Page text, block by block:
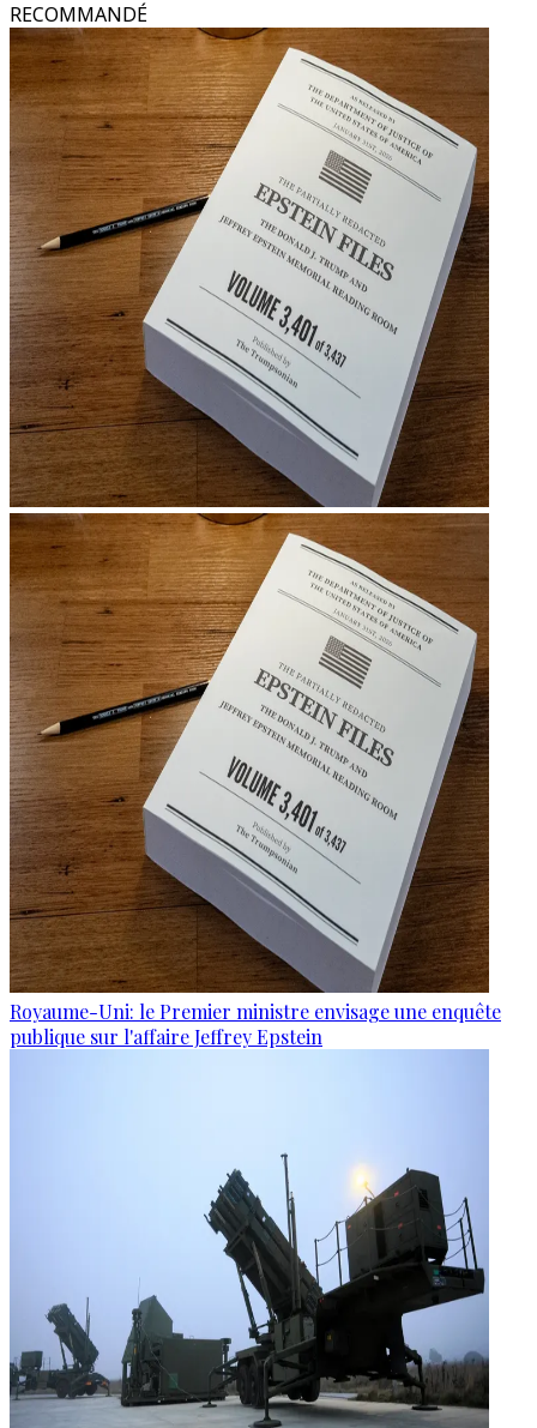
RECOMMANDÉ
Royaume-Uni: le Premier ministre envisage une enquête
publique sur l'affaire Jeffrey Epstein